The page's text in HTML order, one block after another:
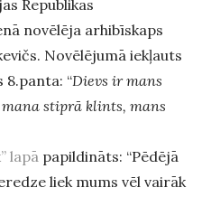
Republikas
novēlēja arhibīskaps
Novēlējumā iekļauts
8.panta: “Dievs ir mans
mana stiprā klints, mans
lapā papildināts: “Pēdējā
liek mums vēl vairāk